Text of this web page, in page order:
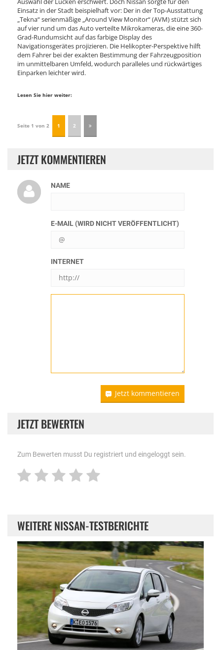
Einsatz in der Stadt beispielhaft vor: Der in der Top-Ausstattung
„Tekna“ serienmäßige „Around View Monitor“ (AVM) stützt sich
auf vier rund um das Auto verteilte Mikrokameras, die eine 360-
Grad-Rundumsicht auf das farbige Display des
Navigationsgerätes projizieren. Die Helikopter-Perspektive hilft
dem Fahrer bei der exakten Bestimmung der Fahrzeugposition
im unmittelbaren Umfeld, wodurch paralleles und rückwärtiges
Einparken leichter wird.
Lesen Sie hier weiter:
Seite 1 von 2 1 2
JETZT KOMMENTIEREN
NAME
E-MAIL (WIRD NICHT VERÖFFENTLICHT)
INTERNET
Jetzt kommentieren
JETZT BEWERTEN
Zum Bewerten musst Du registriert und eingeloggt sein.
WEITERE NISSAN-TESTBERICHTE